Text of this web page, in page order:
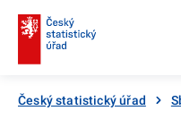
Český statistický úřad